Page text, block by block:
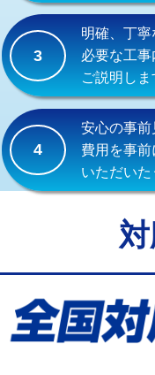
持込商品取付（単水栓
持込商品取付（混合水
持込商品取付（浄水器
給水管工事※（ホール
給水管工事※（バンド
給水管工事※（保温
給水管工事※（土の掘
業)
3
明確、丁寧
必要な工
ご説明しま
4
安心の事前
費用を事
いただいた